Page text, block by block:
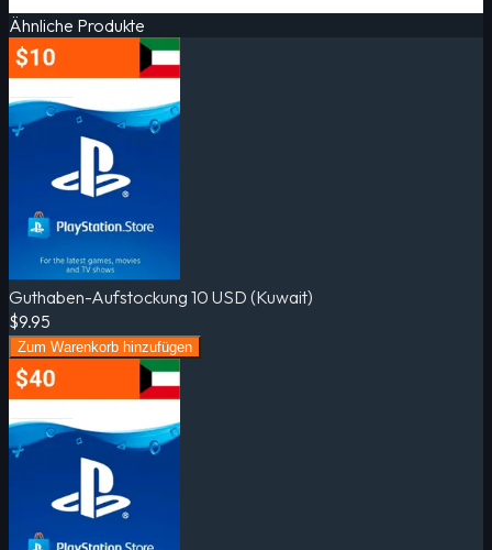
Ähnliche Produkte
Guthaben-Aufstockung 10 USD (Kuwait)
$9.95
Zum Warenkorb hinzufügen